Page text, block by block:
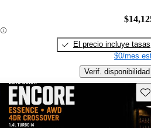
El precio incluye tasas
$0/mes
Verif. disponibilidad